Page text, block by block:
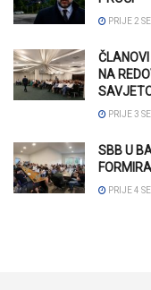
PRIJE 2
NA
PRIJE 3
SBB U
PRIJE 4